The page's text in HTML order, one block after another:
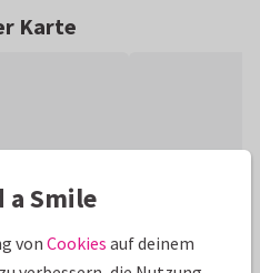
Karte
a Smile
von Cookies auf deinem